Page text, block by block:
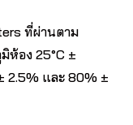
ที่ผ่านตาม
ห้อง 25°C ±
2.5% และ 80% ±